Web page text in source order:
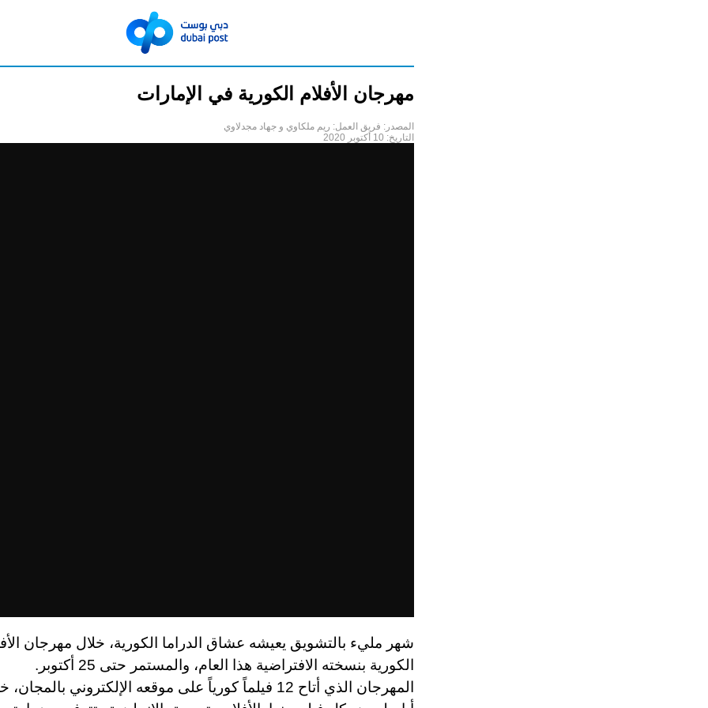
مهرجان الأفلام الكورية في الإمارات
المصدر: فريق العمل: ريم ملكاوي و جهاد مجدلاوي
التاريخ: 10 أكتوبر 2020
شهر مليء بالتشويق يعيشه عشاق الدراما الكورية، خلال مهرجان
الكورية بنسخته الافتراضية هذا العام، والمستمر حتى 25 أكتوبر.